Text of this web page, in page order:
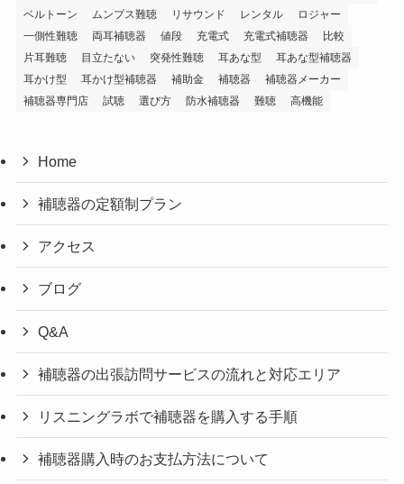
ベルトーン ムンプス難聴 リサウンド レンタル
ロジャー
一側性難聴
両耳補聴器 値段 充電式 充電式補聴器
比較
片耳難聴
目立たない 突発性難聴 耳あな型
耳あな型補聴器
耳かけ型
耳かけ型補聴器 補助金 補聴器
補聴器メーカー
補聴器専門店
試聴 選び方 防水補聴器 難聴 高機能
Home
補聴器の定額制プラン
アクセス
ブログ
Q&A
補聴器の出張訪問サービスの流れと対応エリア
リスニングラボで補聴器を購入する手順
補聴器購入時のお支払方法について